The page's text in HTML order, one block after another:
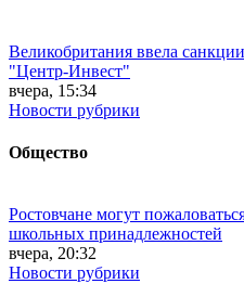
Великобритания ввела
"Центр-Инвест"
вчера, 15:34
Новости рубрики
Общество
Ростовчане могут
школьных принадлежностей
вчера, 20:32
Новости рубрики